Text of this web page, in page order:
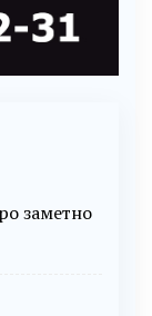
заметно